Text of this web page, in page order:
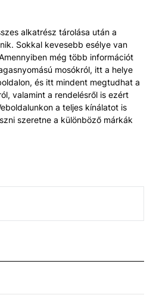
alkatrész tárolása után a
Sokkal kevesebb esélye van
még több információt
mosókról, itt a helye
és itt mindent megtudhat a
valamint a rendelésről is ezért
a teljes kínálatot is
szeretne a különböző márkák